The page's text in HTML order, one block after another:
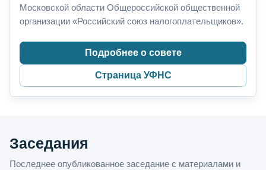
Московской области Общероссийской общественной
организации «Российский союз налогоплательщиков».
Подробнее о совете
Страница УФНС
Заседания
Последнее опубликованное заседание с материалами и